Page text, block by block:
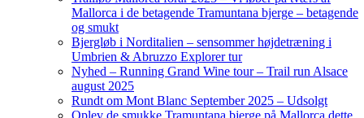
Mallorca i de betagende Tramuntana bjerge – betagende
og smukt
Bjergløb i Norditalien – sensommer højdetræning i
Umbrien & Abruzzo Explorer tur
Nyhed – Running Grand Wine tour – Trail run Alsace
august 2025
Rundt om Mont Blanc September 2025 – Udsolgt
Oplev de smukke Tramuntana bjerge på Mallorca dette